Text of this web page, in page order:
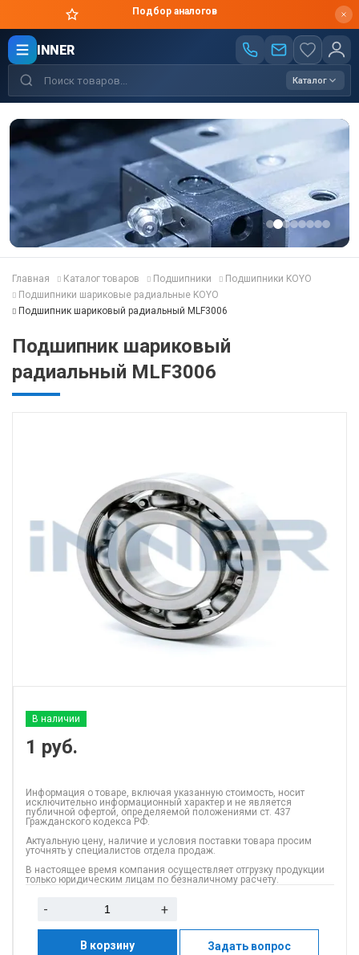
Цены производителя
INNER
Каталог
Главная Каталог товаров Подшипники
Подшипники KOYO
Подшипники шариковые радиальные KOYO
Подшипник шариковый радиальный MLF3006
Подшипник шариковый
радиальный MLF3006
В наличии
1 руб.
Информация о товаре, включая указанную стоимость, носит
исключительно информационный характер и не является
публичной офертой, определяемой положениями ст. 437
Гражданского кодекса РФ.
Актуальную цену, наличие и условия поставки товара просим
уточнять у специалистов отдела продаж.
В настоящее время компания осуществляет отгрузку продукции
только юридическим лицам по безналичному расчету.
- +
В корзину Задать вопрос